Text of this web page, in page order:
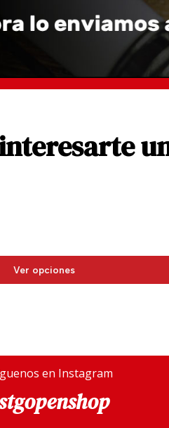
Ver opciones
en Instagram